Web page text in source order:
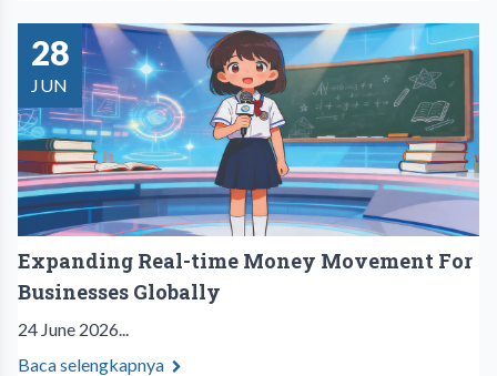
28
JUN
Expanding Real-time Money Movement For
Businesses Globally
24 June 2026...
Baca selengkapnya